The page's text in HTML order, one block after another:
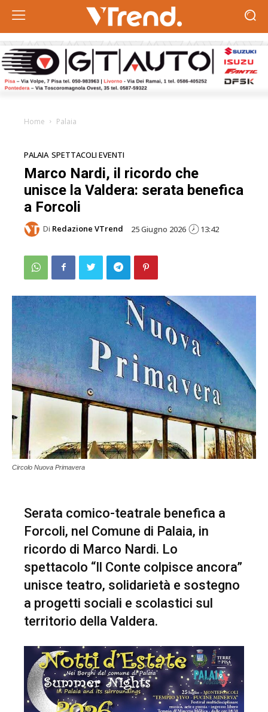
Home Palaia
PALAIA SPETTACOLI EVENTI
Marco Nardi, il ricordo che
unisce la Valdera: serata benefica
a Forcoli
Di Redazione VTrend 25 Giugno 2026 13:42
Circolo Nuova Primavera
Serata comico-teatrale benefica a
Forcoli, nel Comune di Palaia, in
ricordo di Marco Nardi. Lo
spettacolo “Il Conte colpisce ancora”
unisce teatro, solidarietà e sostegno
a progetti sociali e scolastici sul
territorio della Valdera.